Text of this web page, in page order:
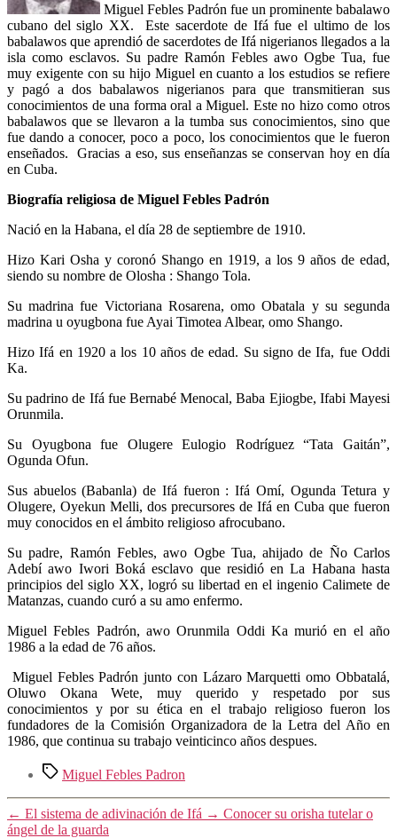
Miguel Febles Padrón fue un prominente babalawo
cubano del siglo XX. Este sacerdote de Ifá fue el ultimo de los
babalawos que aprendió de sacerdotes de Ifá nigerianos llegados a la
isla como esclavos. Su padre Ramón Febles awo Ogbe Tua, fue
muy exigente con su hijo Miguel en cuanto a los estudios se refiere
y pagó a dos babalawos nigerianos para que transmitieran sus
conocimientos de una forma oral a Miguel. Este no hizo como otros
babalawos que se llevaron a la tumba sus conocimientos, sino que
fue dando a conocer, poco a poco, los conocimientos que le fueron
enseñados. Gracias a eso, sus enseñanzas se conservan hoy en día
en Cuba.
Biografía religiosa de Miguel Febles Padrón
Nació en la Habana, el día 28 de septiembre de 1910.
Hizo Kari Osha y coronó Shango en 1919, a los 9 años de edad,
siendo su nombre de Olosha : Shango Tola.
Su madrina fue Victoriana Rosarena, omo Obatala y su segunda
madrina u oyugbona fue Ayai Timotea Albear, omo Shango.
Hizo Ifá en 1920 a los 10 años de edad. Su signo de Ifa, fue Oddi
Ka.
Su padrino de Ifá fue Bernabé Menocal, Baba Ejiogbe, Ifabi Mayesi
Orunmila.
Su Oyugbona fue Olugere Eulogio Rodríguez “Tata Gaitán”,
Ogunda Ofun.
Sus abuelos (Babanla) de Ifá fueron : Ifá Omí, Ogunda Tetura y
Olugere, Oyekun Melli, dos precursores de Ifá en Cuba que fueron
muy conocidos en el ámbito religioso afrocubano.
Su padre, Ramón Febles, awo Ogbe Tua, ahijado de Ño Carlos
Adebí awo Iwori Boká esclavo que residió en La Habana hasta
principios del siglo XX, logró su libertad en el ingenio Calimete de
Matanzas, cuando curó a su amo enfermo.
Miguel Febles Padrón, awo Orunmila Oddi Ka murió en el año
1986 a la edad de 76 años.
Miguel Febles Padrón junto con Lázaro Marquetti omo Obbatalá,
Oluwo Okana Wete, muy querido y respetado por sus
conocimientos y por su ética en el trabajo religioso fueron los
fundadores de la Comisión Organizadora de la Letra del Año en
1986, que continua su trabajo veinticinco años despues.
Etiquetas
Miguel Febles Padron
← El sistema de adivinación de Ifá → Conocer su orisha tutelar o
ángel de la guarda